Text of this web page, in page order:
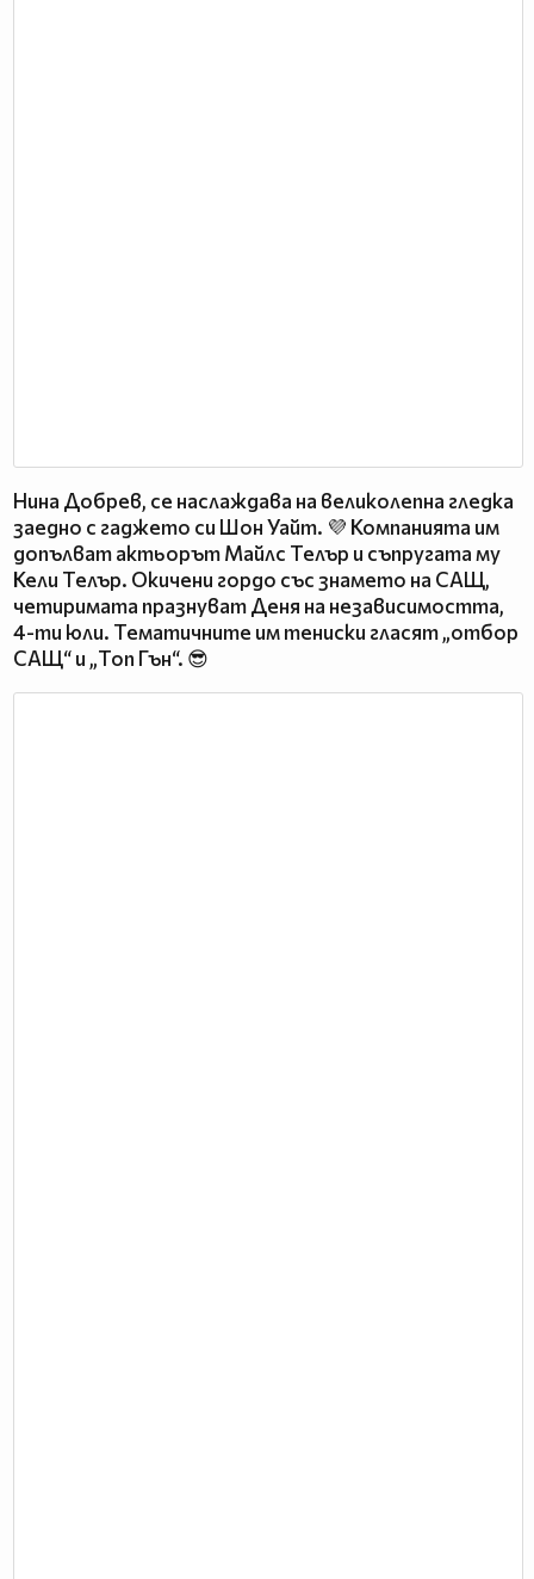
Нина Добрев, се наслаждава на великолепна гледка
заедно с гаджето си Шон Уайт. 💜 Компанията им
допълват актьорът Майлс Телър и съпругата му
Кели Телър. Окичени гордо със знамето на САЩ,
четиримата празнуват Деня на независимостта,
4-ти юли. Тематичните им тениски гласят „отбор
САЩ“ и „Топ Гън“. 😎